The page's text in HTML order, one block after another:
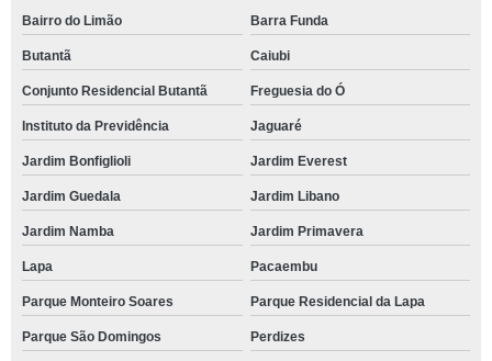
Bairro do Limão Barra Funda
Butantã Caiubi
Conjunto Residencial Butantã Freguesia do Ó
Instituto da Previdência Jaguaré
Jardim Bonfiglioli Jardim Everest
Jardim Guedala Jardim Libano
Jardim Namba Jardim Primavera
Lapa Pacaembu
Parque Monteiro Soares Parque Residencial da Lapa
Parque São Domingos Perdizes